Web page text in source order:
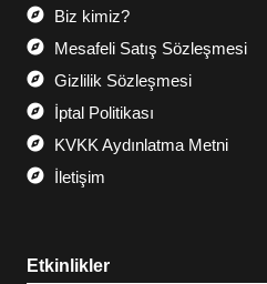
Biz kimiz?
Mesafeli Satış Sözleşmesi
Gizlilik Sözleşmesi
İptal Politikası
KVKK Aydınlatma Metni
İletişim
Etkinlikler